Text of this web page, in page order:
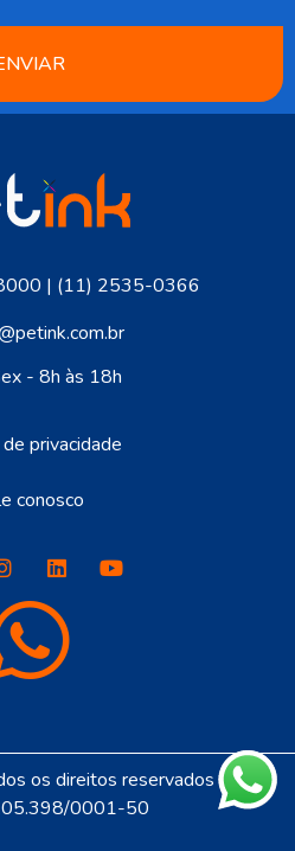
| (11) 2535-0366
- 8h às 18h
privacidade
conosco
os direitos reservados
0001-50